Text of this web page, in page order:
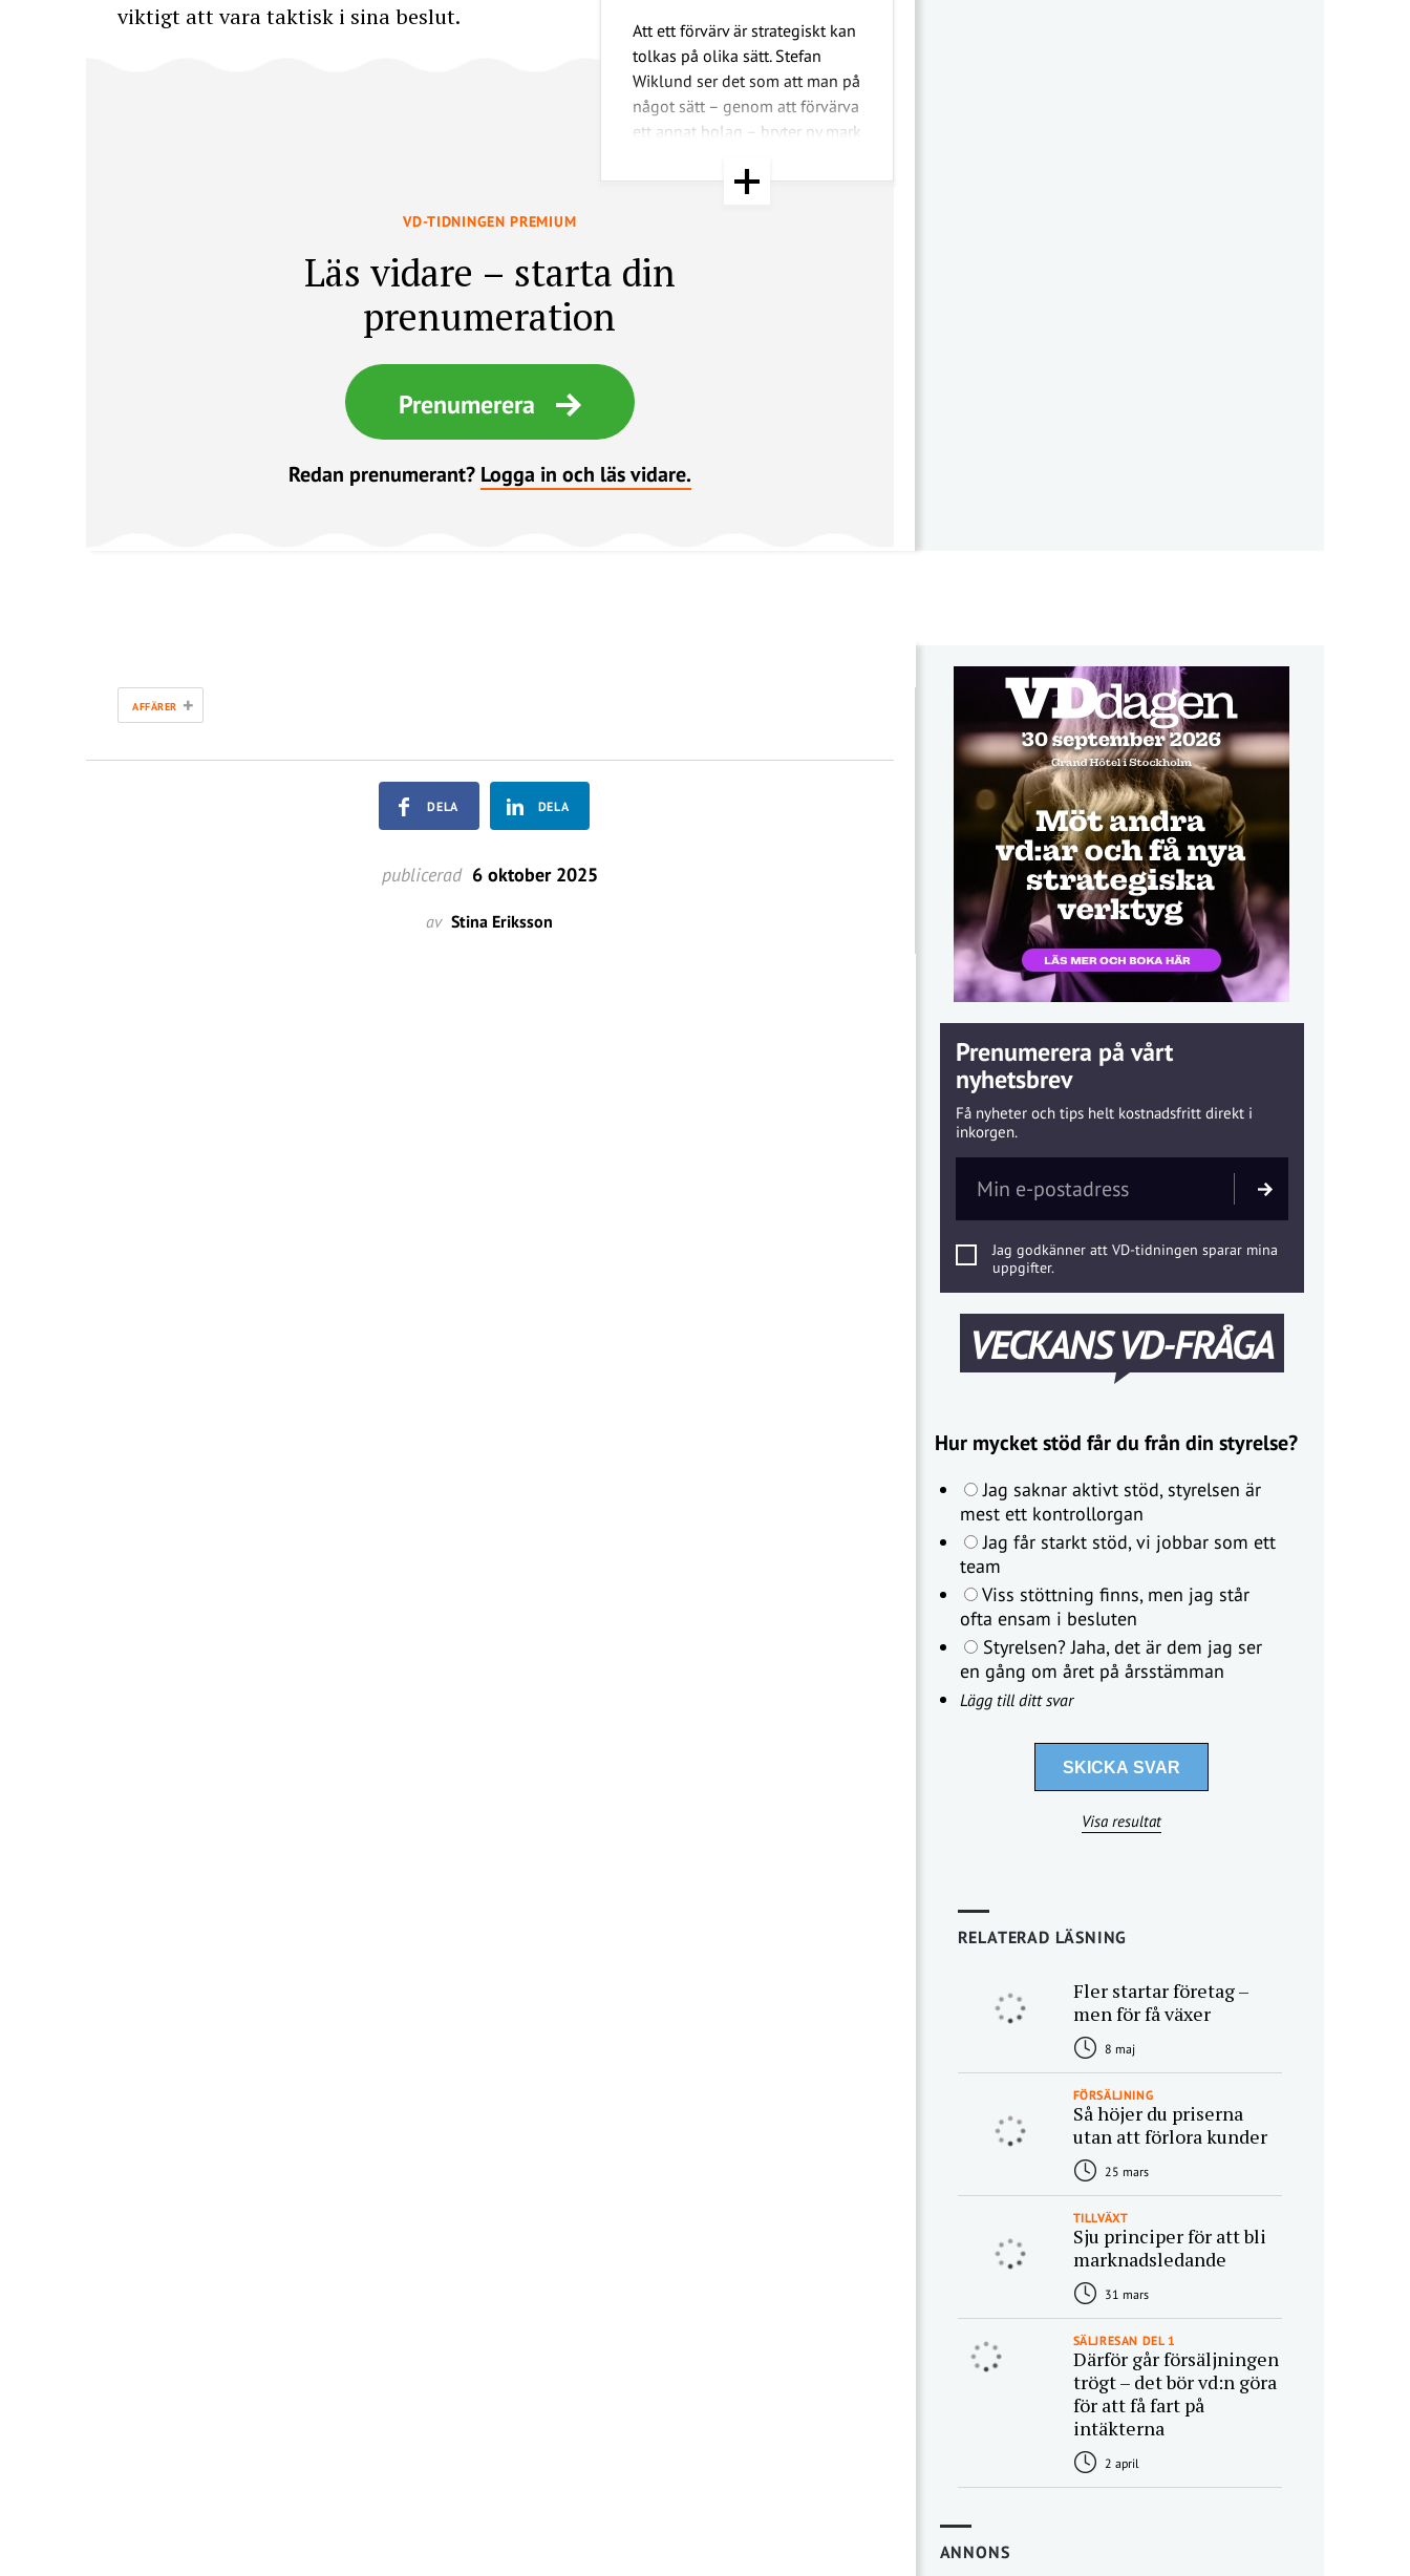
Att ett förvärv är strategiskt kan
tolkas på olika sätt. Stefan
Wiklund ser det som att man på
något sätt – genom att förvärva
ett annat bolag – bryter ny mark
diversifiering av affären. Till
av befintlig verksamhet, kan det
till exempel handla om att ge
viktigt att vara taktisk i sina beslut.
VD-TIDNINGEN PREMIUM
Läs vidare – starta din
prenumeration
Prenumerera
Redan prenumerant? Logga in och läs vidare.
AFFÄRER +
DELA DELA
publicerad 6 oktober 2025
av Stina Eriksson
Prenumerera på vårt
nyhetsbrev
Få nyheter och tips helt kostnadsfritt direkt i
inkorgen.
Jag godkänner att VD-tidningen sparar mina
uppgifter.
VECKANS VD-FRÅGA
Hur mycket stöd får du från din styrelse?
Jag saknar aktivt stöd, styrelsen är
mest ett kontrollorgan
Jag får starkt stöd, vi jobbar som ett
team
Viss stöttning finns, men jag står
ofta ensam i besluten
Styrelsen? Jaha, det är dem jag ser
en gång om året på årsstämman
Lägg till ditt svar
Visa resultat
RELATERAD LÄSNING
Fler startar företag –
men för få växer
8 maj
FÖRSÄLJNING
Så höjer du priserna
utan att förlora kunder
25 mars
TILLVÄXT
Sju principer för att bli
marknadsledande
31 mars
SÄLJRESAN DEL 1
Därför går försäljningen
trögt – det bör vd:n göra
för att få fart på
intäkterna
2 april
ANNONS